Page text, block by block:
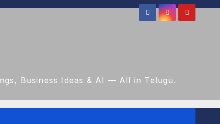
Business Ideas & AI — All in Telugu.